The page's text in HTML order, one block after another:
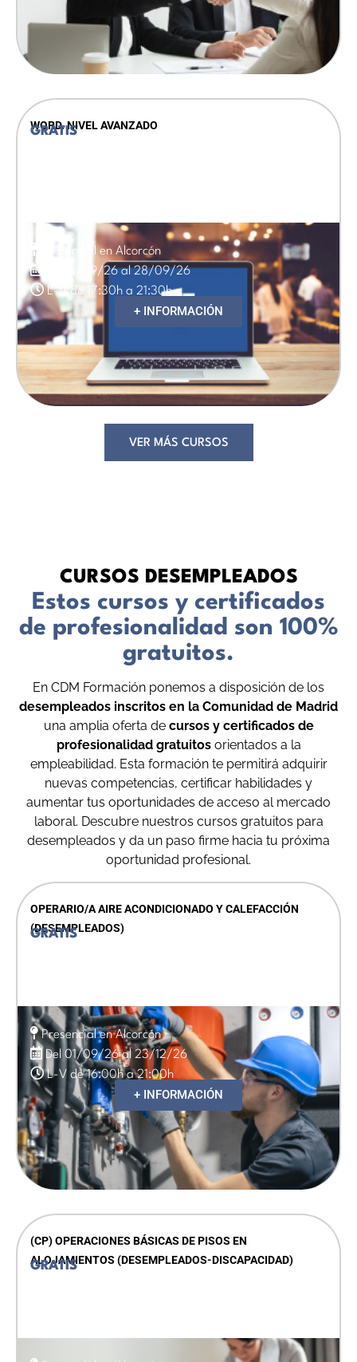
WORD. NIVEL AVANZADO
GRATIS
Presencial en Alcorcón
Del 15/09/26 al 28/09/26
L-V de 17:30h a 21:30h
+ INFORMACIÓN
VER MÁS CURSOS
CURSOS DESEMPLEADOS
Estos cursos y certificados
de profesionalidad son 100%
gratuitos.
En CDM Formación ponemos a disposición de los
desempleados inscritos en la Comunidad de Madrid
una amplia oferta de cursos y certificados de
profesionalidad gratuitos orientados a la
empleabilidad. Esta formación te permitirá adquirir
nuevas competencias, certificar habilidades y
aumentar tus oportunidades de acceso al mercado
laboral. Descubre nuestros cursos gratuitos para
desempleados y da un paso firme hacia tu próxima
oportunidad profesional.
OPERARIO/A AIRE ACONDICIONADO Y CALEFACCIÓN
(DESEMPLEADOS)
GRATIS
Presencial en Alcorcón
Del 01/09/26 al 23/12/26
L-V de 16:00h a 21:00h
+ INFORMACIÓN
(CP) OPERACIONES BÁSICAS DE PISOS EN
ALOJAMIENTOS (DESEMPLEADOS-DISCAPACIDAD)
GRATIS